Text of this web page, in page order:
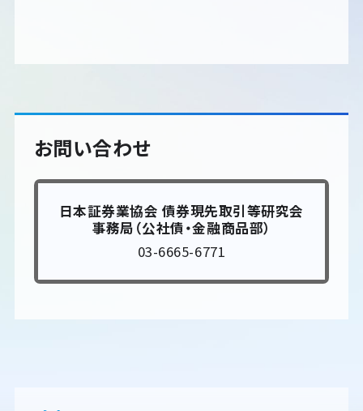
お問い合わせ
日本証券業協会 債券現先取引等研究会
事務局（公社債・金融商品部）
03-6665-6771